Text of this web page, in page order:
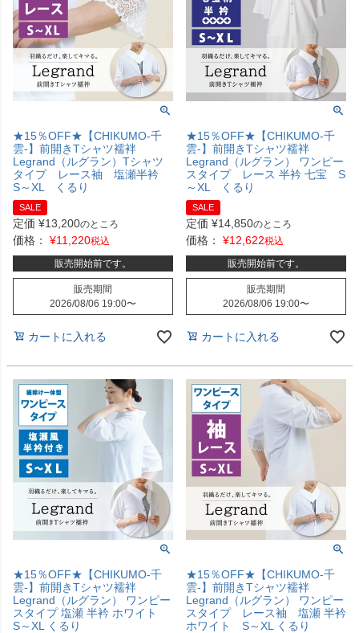
★15％OFF★【CHIKUMO-千
雲-】前開きTシャツ襦袢
Legrand（ルグラン）Tシャツ
タイプ レース袖 塩瀬半衿
S～XL くるり
SALE
定価 ¥13,200のところ
価格： ¥11,220税込
販売開始前です。
販売期間
2026/08/06 19:00〜
カートに入れる
★15％OFF★【CHIKUMO-千
雲-】前開きTシャツ襦袢
Legrand（ルグラン） ワンピー
スタイプ レース 半衿 七宝 S
～XL くるり
SALE
定価 ¥14,850のところ
価格： ¥12,622税込
販売開始前です。
販売期間
2026/08/06 19:00〜
カートに入れる
★15％OFF★【CHIKUMO-千
雲-】前開きTシャツ襦袢
Legrand（ルグラン） ワンピー
スタイプ 塩瀬 半衿 ホワイト
S～XL くるり
★15％OFF★【CHIKUMO-千
雲-】前開きTシャツ襦袢
Legrand（ルグラン） ワンピー
スタイプ レース袖 塩瀬 半衿
ホワイト S～XL くるり